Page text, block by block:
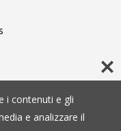
i contenuti e gli
e analizzare il